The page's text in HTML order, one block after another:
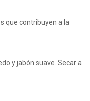
que contribuyen a la
y jabón suave. Secar a